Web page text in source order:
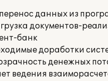
данных из
документов-
банк
доработки
денежных
ведения